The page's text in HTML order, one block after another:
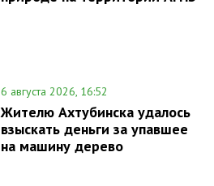
6 августа 2026, 16:52
Жителю Ахтубинска удалось
взыскать деньги за упавшее
на машину дерево